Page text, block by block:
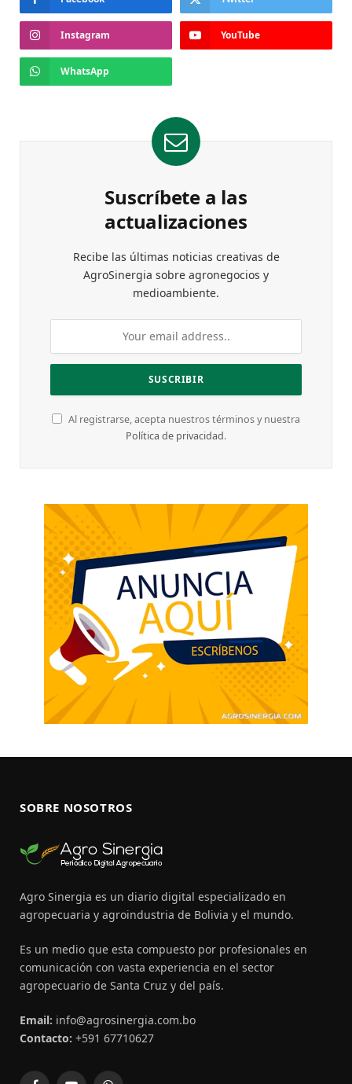
Instagram YouTube
WhatsApp
Suscríbete a las
actualizaciones
Recibe las últimas noticias creativas de
AgroSinergia sobre agronegocios y
medioambiente.
Al registrarse, acepta nuestros términos y nuestra
Política de privacidad.
SOBRE NOSOTROS
Agro Sinergia es un diario digital especializado en
agropecuaria y agroindustria de Bolivia y el mundo.
Es un medio que esta compuesto por profesionales en
comunicación con vasta experiencia en el sector
agropecuario de Santa Cruz y del país.
Email: info@agrosinergia.com.bo
Contacto: +591 67710627